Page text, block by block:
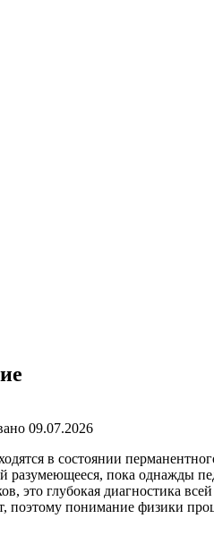
09.07.2026
в состоянии
пока однажды
это глубокая диагностика
понимание физики